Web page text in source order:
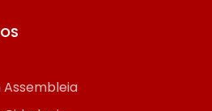
Assembleia